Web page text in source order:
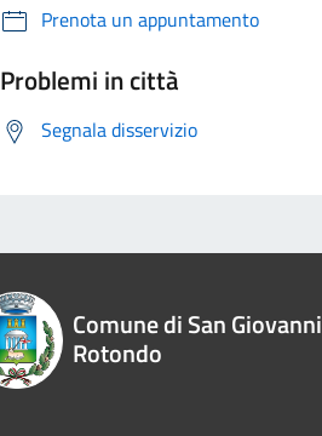
Prenota un appuntamento
Problemi in città
Segnala disservizio
Comune di San Giovanni
Rotondo